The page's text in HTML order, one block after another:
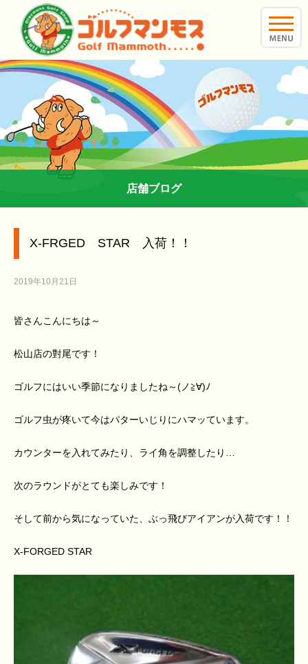
店舗ブログ
X-FRGED STAR 入荷！！
2019年10月21日
皆さんこんにちは～
松山店の對尾です！
ゴルフにはいい季節になりましたね～(ノ≧∀)ﾉ
ゴルフ虫が疼いて今はパターいじりにハマッています。
カウンターを入れてみたり、ライ角を調整したり…
次のラウンドがとても楽しみです！
そして前から気になっていた、ぶっ飛びアイアンが入荷です！！
X-FORGED STAR